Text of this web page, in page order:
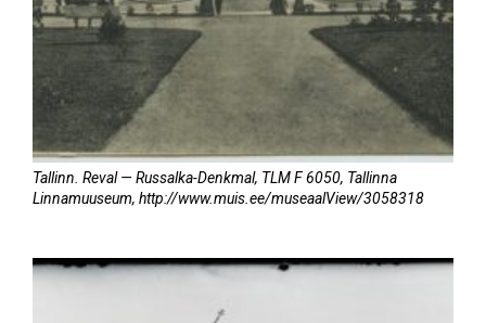
Tallinn. Reval — Russalka-Denkmal, TLM F 6050, Tallinna
Linnamuuseum, http://www.muis.ee/museaalView/3058318